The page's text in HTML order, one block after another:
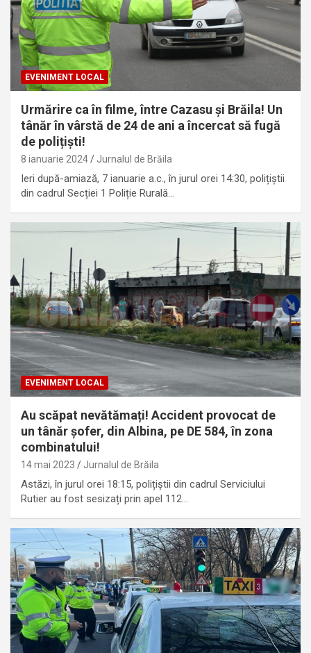
EVENIMENT LOCAL
Urmărire ca în filme, între Cazasu și Brăila! Un
tânăr în vârstă de 24 de ani a încercat să fugă
de polițiști!
8 ianuarie 2024 Jurnalul de Brăila
Ieri după-amiază, 7 ianuarie a.c., în jurul orei 14:30, polițiștii
din cadrul Secției 1 Poliție Rurală…
EVENIMENT LOCAL
Au scăpat nevătămați! Accident provocat de
un tânăr șofer, din Albina, pe DE 584, în zona
combinatului!
14 mai 2023 Jurnalul de Brăila
Astăzi, în jurul orei 18:15, polițiștii din cadrul Serviciului
Rutier au fost sesizați prin apel 112…